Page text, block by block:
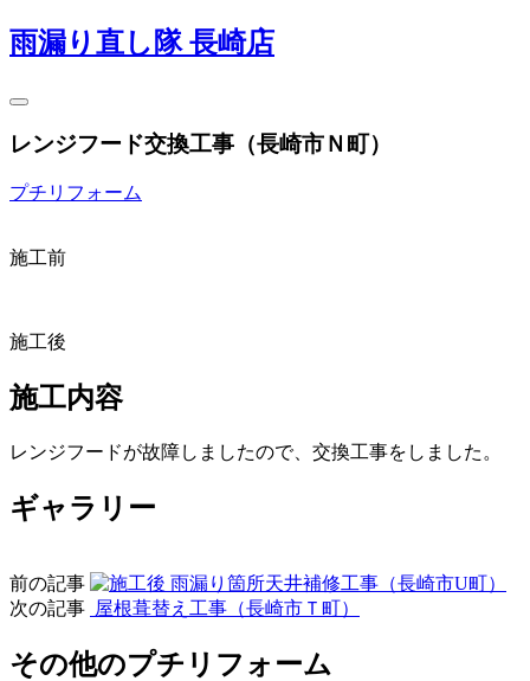
雨漏り直し隊 長崎店
レンジフード交換工事（長崎市Ｎ町）
プチリフォーム
施工前
施工後
施工内容
レンジフードが故障しましたので、交換工事をしました。
ギャラリー
前の記事
雨漏り箇所天井補修工事（長崎市U町）
次の記事 屋根葺替え工事（長崎市Ｔ町）
その他のプチリフォーム